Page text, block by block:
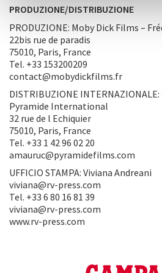
PRODUZIONE/DISTRIBUZIONE
PRODUZIONE: Moby Dick Films –
22bis rue de paradis
75010, Paris, France
Tel. +33 153200209
contact@mobydickfilms.fr
DISTRIBUZIONE
Pyramide International
32 rue de l Echiquier
75010, Paris, France
Tel. +33 1 42 96 02 20
amauruc@pyramidefilms.com
UFFICIO STAMPA: Viviana Andreani
viviana@rv-press.com
Tel. +33 6 80 16 81 39
viviana@rv-press.com
www.rv-press.com